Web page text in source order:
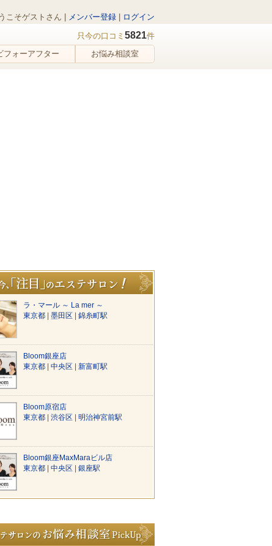
こそゲストさん | メンバー登録 ログイン
只今の口コミ 5821件
フォーアフター お悩み相談室
ラ・マール ～ La mer ～
東京都
墨田区 錦糸町駅
Bloom銀座店
東京都
中央区 新富町駅
Bloom原宿店
東京都
渋谷区 明治神宮前駅
Bloom銀座MaxMaraビル店
東京都
中央区 銀座駅